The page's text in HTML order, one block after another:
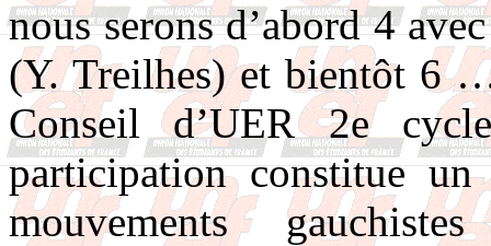
nous serons d’abord 4
(Y. Treilhes) et bientôt 6
Conseil d’UER 2e
participation constitue
mouvements